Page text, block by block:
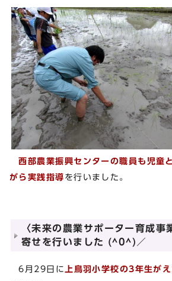
西部農業振興センターの職員も児童
がら実践指導 を行いました。
〈未来の農業サポーター育成事
寄せを行いました (^0^)／
6月29日に 上鳥羽小学校の3年生が